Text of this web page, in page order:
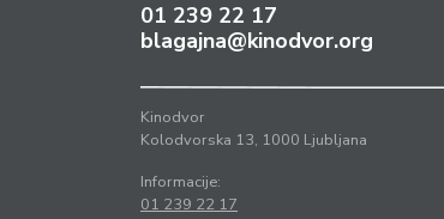
01 239 22 17
blagajna@kinodvor.org
Kinodvor
Kolodvorska 13, 1000 Ljubljana
Informacije:
01 239 22 17